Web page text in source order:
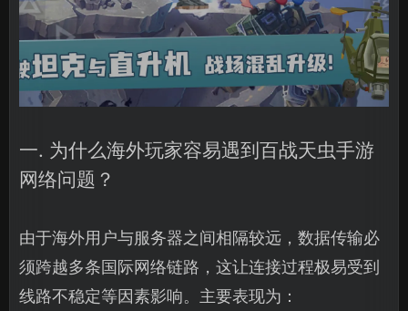
一. 为什么海外玩家容易遇到百战天虫手游
网络问题？
由于海外用户与服务器之间相隔较远，数据传输必
须跨越多条国际网络链路，这让连接过程极易受到
线路不稳定等因素影响。主要表现为：